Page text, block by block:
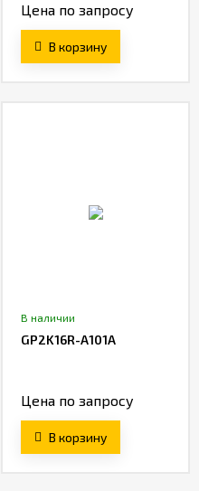
Цена по запросу
В корзину
В наличии
GP2K16R-A101A
Цена по запросу
В корзину